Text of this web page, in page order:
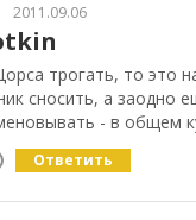
2011.09.06
трогать, то это
сносить, а заодно
- в общем
Ответить